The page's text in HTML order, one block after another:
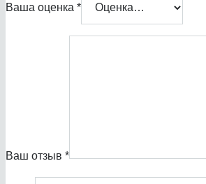
Ваша оценка *
Ваш отзыв *